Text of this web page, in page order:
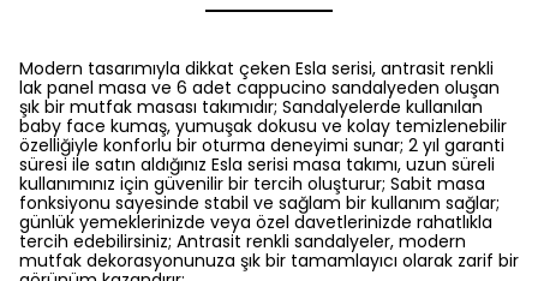
Modern tasarımıyla dikkat çeken Esla serisi, antrasit renkli
lak panel masa ve 6 adet cappucino sandalyeden oluşan
şık bir mutfak masası takımıdır; Sandalyelerde kullanılan
baby face kumaş, yumuşak dokusu ve kolay temizlenebilir
özelliğiyle konforlu bir oturma deneyimi sunar; 2 yıl garanti
süresi ile satın aldığınız Esla serisi masa takımı, uzun süreli
kullanımınız için güvenilir bir tercih oluşturur; Sabit masa
fonksiyonu sayesinde stabil ve sağlam bir kullanım sağlar;
günlük yemeklerinizde veya özel davetlerinizde rahatlıkla
tercih edebilirsiniz; Antrasit renkli sandalyeler, modern
mutfak dekorasyonunuza şık bir tamamlayıcı olarak zarif bir